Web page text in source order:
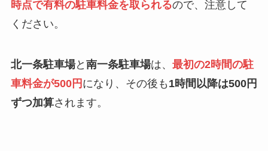
時点で有料の駐車料金を取られるので、注意して
ください。
北一条駐車場と 南一条駐車場は、 最初の2時間の駐
車料金が500円 になり、その後も 1時間以降は500円
ずつ加算されます。